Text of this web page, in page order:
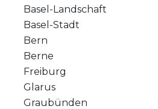
Basel-Landschaft
Basel-Stadt
Bern
Berne
Freiburg
Glarus
Graubünden